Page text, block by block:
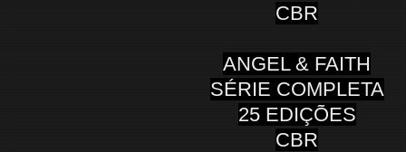
CBR
ANGEL & FAITH
SÉRIE COMPLETA
25 EDIÇÕES
CBR